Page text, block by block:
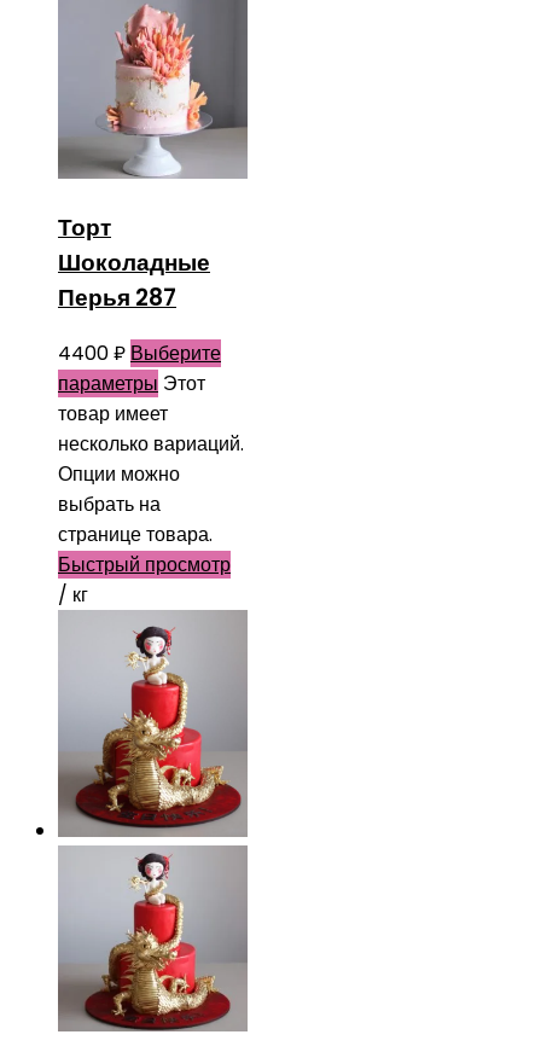
Торт
Шоколадные
Перья 287
4400₽ Выберите
параметры Этот
товар имеет
несколько вариаций.
Опции можно
выбрать на
странице товара.
Быстрый просмотр
/ кг